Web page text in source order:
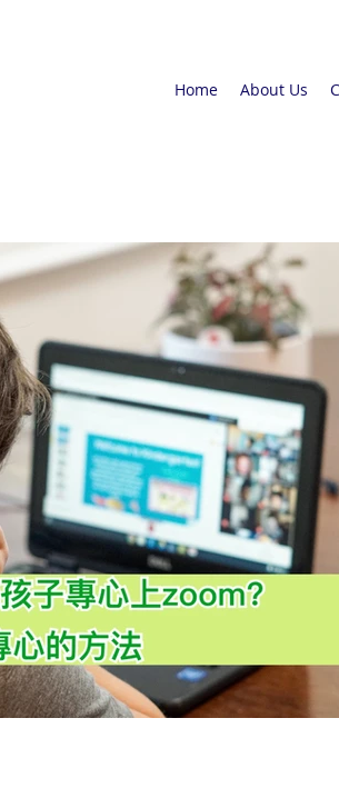
Home About Us